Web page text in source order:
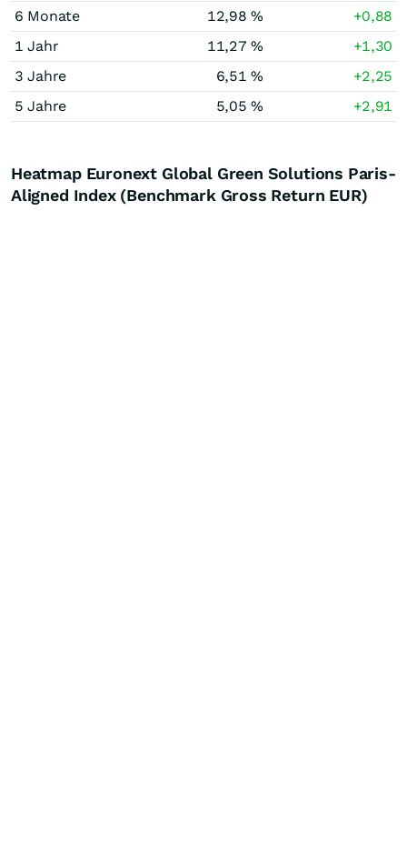
6 Monate 12,98 %
+0,88
1 Jahr
11,27 %
+1,30
3 Jahre
6,51 %
+2,25
5 Jahre
5,05 % +2,91
Heatmap Euronext Global Green Solutions Paris-
Aligned Index (Benchmark Gross Return EUR)